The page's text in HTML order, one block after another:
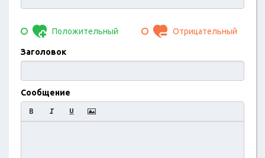
Положительный Отрицательный
Заголовок
Сообщение